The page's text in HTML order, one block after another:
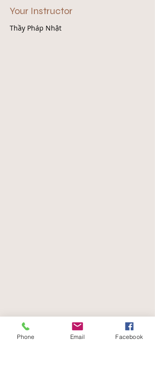
Your Instructor
Thầy Pháp Nhật
Phone Email Facebook